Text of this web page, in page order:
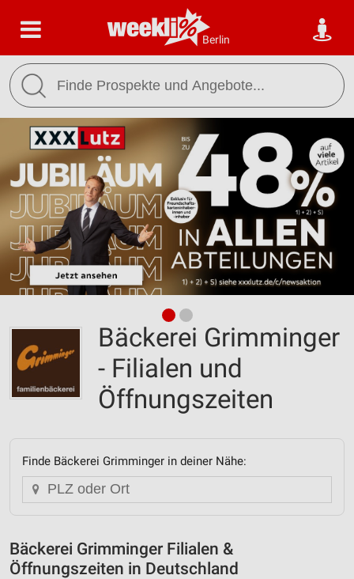
Berlin
Bäckerei Grimminger
- Filialen und
Öffnungszeiten
Finde Bäckerei Grimminger in deiner Nähe:
Bäckerei Grimminger Filialen &
Öffnungszeiten in Deutschland